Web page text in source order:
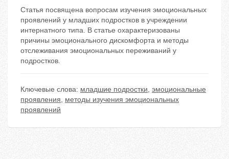
Статья посвящена вопросам изучения эмоциональных
проявлений у младших подростков в учреждении
интернатного типа. В статье охарактеризованы
причины эмоционального дискомфорта и методы
отслеживания эмоциональных переживаний у
подростков.
Ключевые слова: младшие подростки, эмоциональные
проявления, методы изучения эмоциональных
проявлений